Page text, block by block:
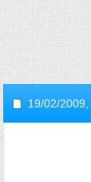
19/02/2009,